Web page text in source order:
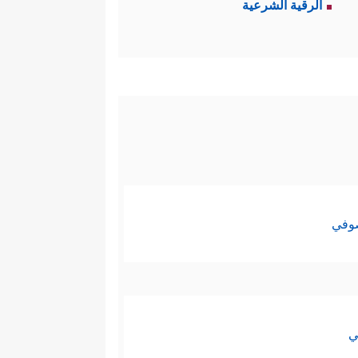
فباستطاعة كلِّ واحدٍ أن
الموجودة أصلًا في الذهن
الرقية الشرعية